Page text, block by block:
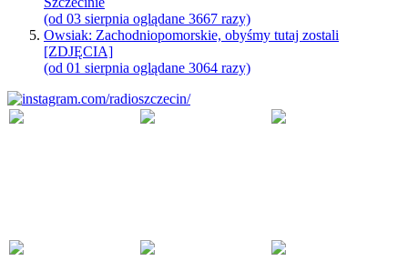
(od 03 sierpnia oglądane 3667 razy)
Owsiak: Zachodniopomorskie, obyśmy tutaj zostali
[ZDJĘCIA]
(od 01 sierpnia oglądane 3064 razy)